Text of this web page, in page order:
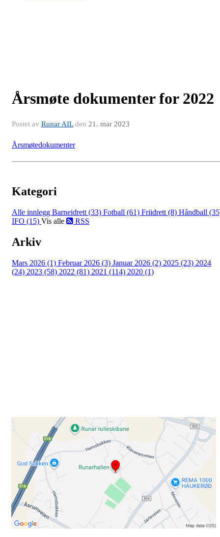
Årsmøte dokumenter for 2022
Postet av Runar AILden 21. mar 2023
Årsmøtedokumenter
Kategori
Alle innlegg Barneidrett (33) Fotball (61) Friidrett (8) Håndball
IFO (15) Vis alle RSS
Arkiv
Mars 2026 (1) Februar 2026 (3) Januar 2026 (2) 2025 (23) 2024
(24) 2023 (58) 2022 (81) 2021 (114) 2020 (1)